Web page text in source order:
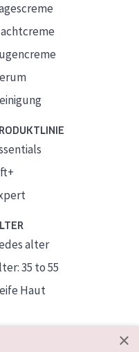
alter
35 to 55
Haut
×